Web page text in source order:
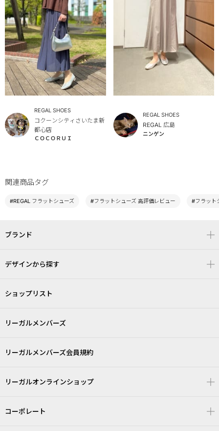
REGAL SHOES
コクーンシティさいたま新
都心店
ＣＯＣＯＲＵＩ
REGAL SHOES
REGAL 広島
ニンゲン
関連商品タグ
#REGAL フラットシューズ #フラットシューズ 高評価レビュー #フラット
ブランド
デザインから探す
ショップリスト
リーガルメンバーズ
リーガルメンバーズ会員規約
リーガルオンラインショップ
コーポレート